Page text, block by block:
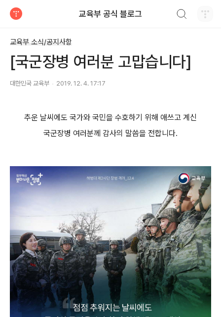
교육부 공식 블로그
교육부 소식/공지사항
[국군장병 여러분 고맙습니다]
대한민국 교육부 2019. 12. 4. 17:17
추운 날씨에도 국가와 국민을 수호하기 위해 애쓰고 계신
국군장병 여러분께 감사의 말씀을 전합니다.